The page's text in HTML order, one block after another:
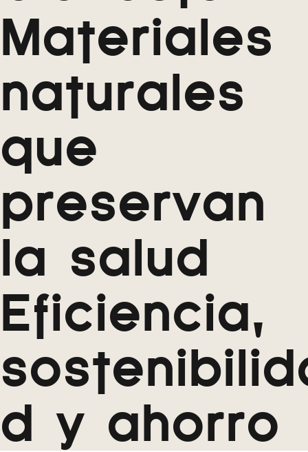
Materiales
naturales
que
preservan
la salud
Eficiencia,
d y ahorro